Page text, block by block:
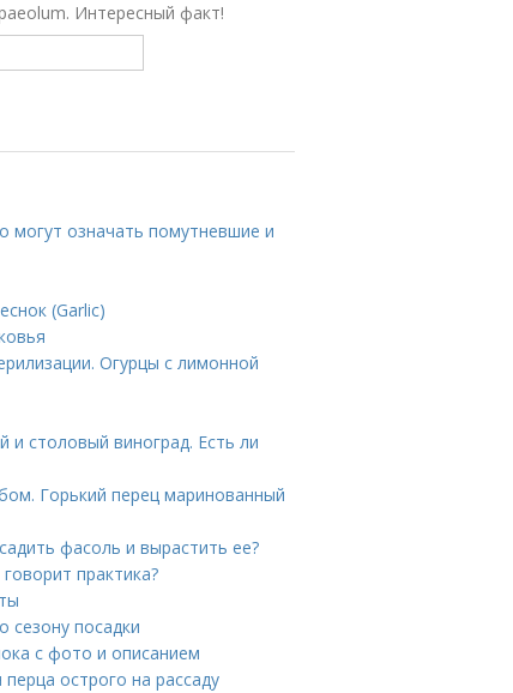
Интересный факт!
могут означать помутневшие и
(Garlic)
Огурцы с лимонной
и столовый виноград. Есть ли
Горький перец маринованный
фасоль и вырастить ее?
практика?
сезону посадки
с фото и описанием
острого на рассаду